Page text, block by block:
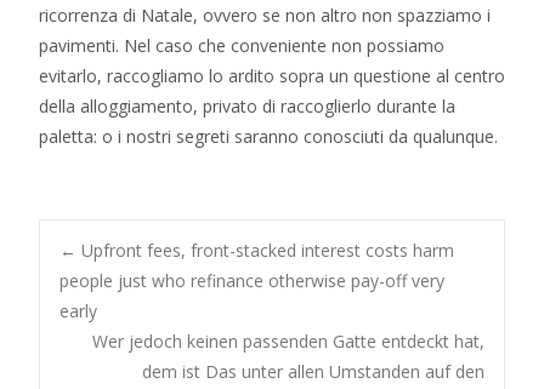
ricorrenza di Natale, ovvero se non altro non spazziamo i
pavimenti. Nel caso che conveniente non possiamo
evitarlo, raccogliamo lo ardito sopra un questione al centro
della alloggiamento, privato di raccoglierlo durante la
paletta: o i nostri segreti saranno conosciuti da qualunque.
Post
navigation
← Upfront fees, front-stacked interest costs harm
people just who refinance otherwise pay-off very
early
Wer jedoch keinen passenden Gatte entdeckt hat,
dem ist Das unter allen Umstanden auf den